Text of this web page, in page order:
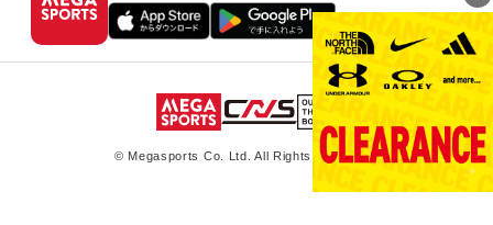
© Megasports Co. Ltd. All Rights Reserved.